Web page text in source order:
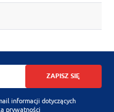
ZAPISZ SIĘ
informacji dotyczących
prywatności